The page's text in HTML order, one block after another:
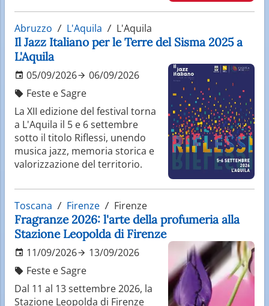
Abruzzo L'Aquila L'Aquila
Il Jazz Italiano per le Terre del Sisma 2025 a
L'Aquila
05/09/2026
06/09/2026
Feste e Sagre
La XII edizione del festival torna
a L'Aquila il 5 e 6 settembre
sotto il titolo Riflessi, unendo
musica jazz, memoria storica e
valorizzazione del territorio.
Toscana Firenze Firenze
Fragranze 2026: l'arte della profumeria alla
Stazione Leopolda di Firenze
11/09/2026
13/09/2026
Feste e Sagre
Dal 11 al 13 settembre 2026, la
Stazione Leopolda di Firenze